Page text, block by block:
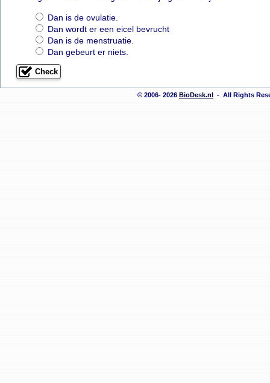
Dan is de ovulatie.
Dan wordt er een eicel bevrucht
Dan is de menstruatie.
Dan gebeurt er niets.
© 2006- 2026 BioDesk.nl - All Rights